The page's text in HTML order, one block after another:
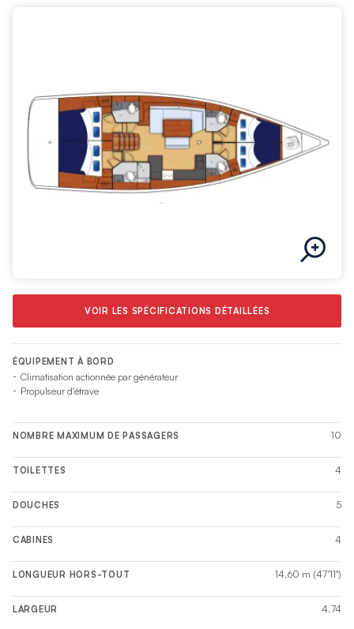
VOIR LES SPÉCIFICATIONS DÉTAILLÉES
ÉQUIPEMENT À BORD
Climatisation actionnée par générateur
Propulseur d'étrave
NOMBRE MAXIMUM DE PASSAGERS 10
TOILETTES 4
DOUCHES 5
CABINES 4
LONGUEUR HORS-TOUT 14.60 m (47'11")
LARGEUR 4.74